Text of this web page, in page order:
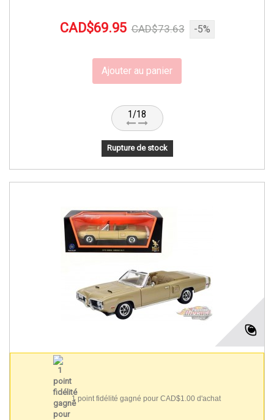
CAD$69.95 CAD$73.63 -5%
Ajouter au panier
1/18
Rupture de stock
1 point fidélité gagné pour CAD$1.00 d'achat